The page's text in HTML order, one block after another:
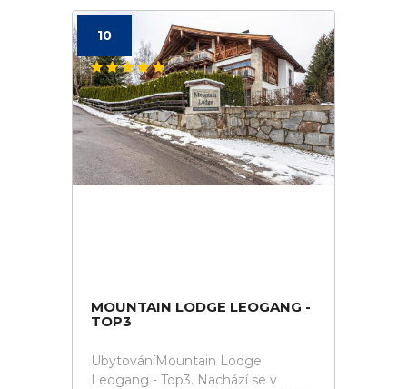
10
MOUNTAIN LODGE LEOGANG -
TOP3
UbytováníMountain Lodge
Leogang - Top3. Nachází se v